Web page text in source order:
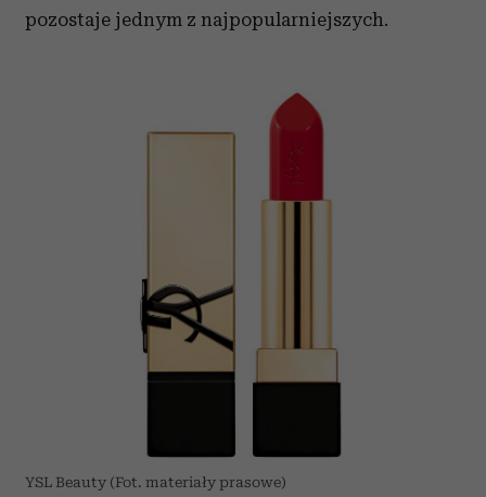
pozostaje jednym z najpopularniejszych.
YSL Beauty (Fot. materiały prasowe)